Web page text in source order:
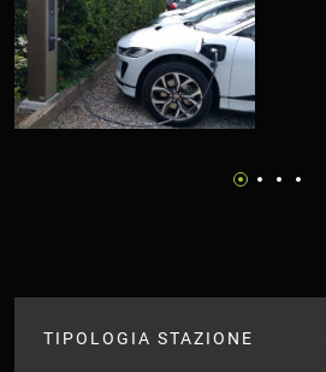
TIPOLOGIA STAZIONE